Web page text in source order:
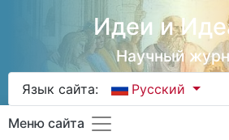
Идеи и
Научный
Язык сайта: Русский
Меню сайта